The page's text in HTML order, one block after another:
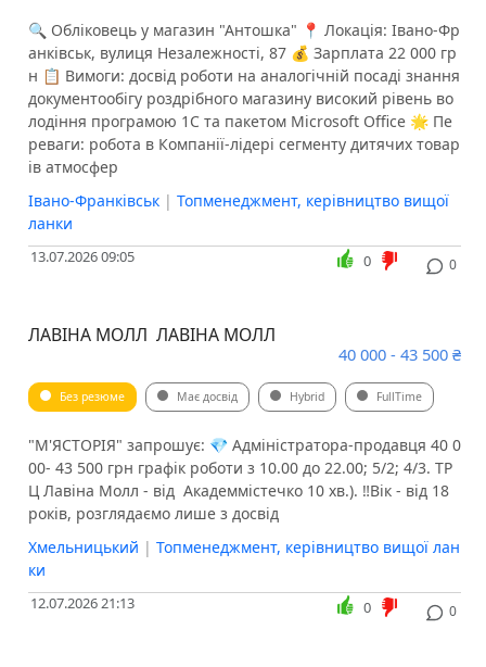
🔍 Обліковець у магазин "Антошка" 📍 Локація: Івано-Фр
анківськ, вулиця Незалежності, 87 💰 Зарплата 22 000 гр
н 📋 Вимоги: досвід роботи на аналогічній посаді знання
документообігу роздрібного магазину високий рівень во
лодіння програмою 1С та пакетом Microsoft Office 🌟 Пе
реваги: робота в Компанії-лідері сегменту дитячих товар
ів атмосфер
Івано-Франківськ | Топменеджмент, керівництво вищої
ланки
13.07.2026 09:05 0
0
ЛАВІНА МОЛЛ ️ ЛАВІНА МОЛЛ ️
40 000 - 43 500 ₴
Без резюме Має досвід Hybrid FullTime
"М'ЯСТОРІЯ" запрошує: 💎 Адміністратора-продавця 40 0
00- 43 500 грн графік роботи з 10.00 до 22.00; 5/2; 4/3. ТР
Ц Лавіна Молл - від ️ Академмістечко 10 хв.). ‼️Вік - від 18
років, розглядаємо лише з досвід
Хмельницький | Топменеджмент, керівництво вищої лан
ки
12.07.2026 21:13 0
0